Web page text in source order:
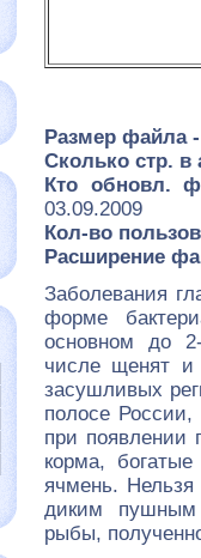
Размер файла -
Сколько стр. в
Кто обновл.
03.09.2009
Кол-во
Расширение
Заболевания
форме
основном до
числе щенят и
засушливых
полосе
при появлении
корма,
ячмень.
диким пушным
рыбы,